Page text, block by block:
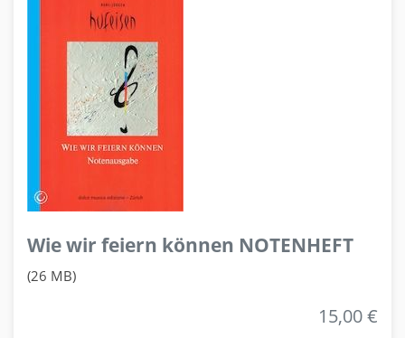
Wie wir feiern können NOTENHEFT
(26 MB)
15,00 €